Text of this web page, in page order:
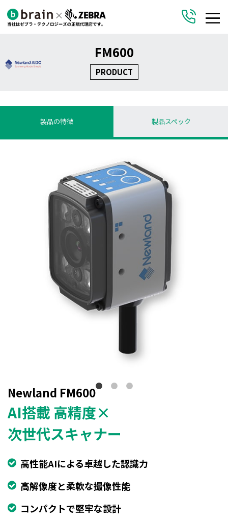
FM600
PRODUCT
製品の特徴 製品スペック
Newland FM600
AI搭載 高精度×
次世代スキャナー
高性能AIによる卓越した認識力
高解像度と柔軟な撮像性能
コンパクトで堅牢な設計